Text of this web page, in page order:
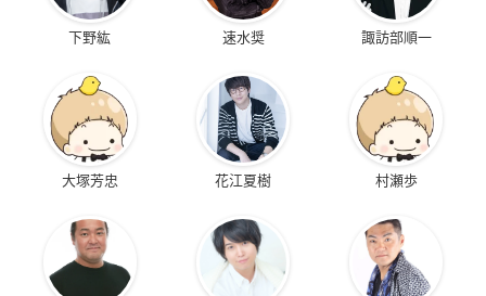
下野紘 速水奨 諏訪部順一
大塚芳忠 花江夏樹 村瀬歩